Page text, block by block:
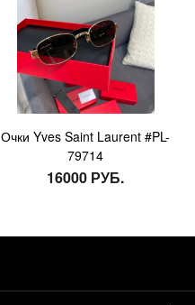
Очки Yves Saint Laurent #PL-
79714
16000 РУБ.